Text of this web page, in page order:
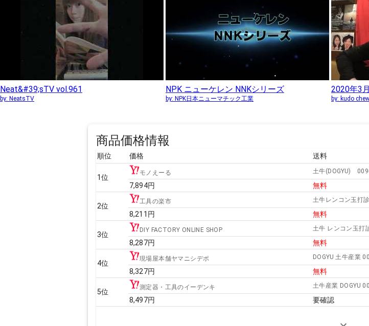
Neat&#39;sTV vol.961
by: NeatsTV
NPK ニューケレン NNKシリーズ
by: NPK日本ニューマチック工業 by: kudo
商品価格情報
順位 価格 送料
1位
モノえーる 土牛(DOGYU)
7,894円 無料
2位
工具の楽市 土牛レンコン玉打
8,211 円 無料
3位
DIY FACTORY ONLINE SHOP 土牛 レンコン玉打
8,287円 無料
4位
現場屋本舗ヤマニシデポ DOGYU 土牛産業
8,327円 無料
5位
測定器・工具のイーデンキ 土牛産業 DOGYU
8,497円 要確認